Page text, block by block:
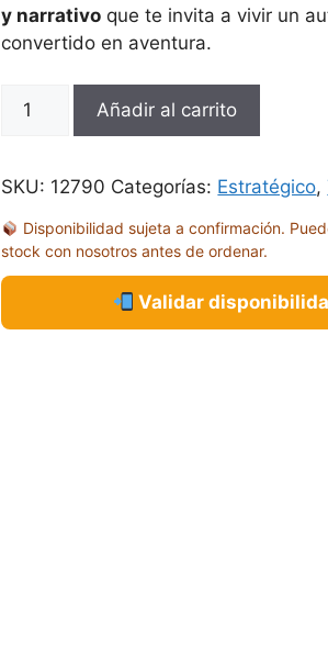
y narrativo que te invita a vivir un
convertido en aventura.
MICE
cantidad
Añadir al carrito
SKU: 12790 Categorías: Estratégico,
Disponibilidad sujeta a confirmación.
stock con nosotros antes de ordenar.
Validar